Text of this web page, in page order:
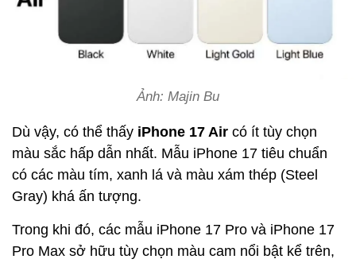
Ảnh: Majin Bu
Dù vậy, có thể thấy iPhone 17 Air có ít tùy chọn
màu sắc hấp dẫn nhất. Mẫu iPhone 17 tiêu chuẩn
có các màu tím, xanh lá và màu xám thép (Steel
Gray) khá ấn tượng.
Trong khi đó, các mẫu iPhone 17 Pro và iPhone 17
Pro Max sở hữu tùy chọn màu cam nổi bật kể trên,